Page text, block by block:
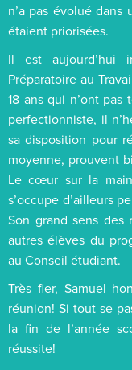
n’a pas évolué
étaient priorisées.
Il est aujourd’hui
Préparatoire au
18 ans qui n’ont
perfectionniste, il
sa disposition pour
moyenne, prouvent
Le cœur sur la
s’occupe d’ailleurs
Son grand sens des
autres élèves du
au Conseil étudiant.
Très fier, Samuel
réunion! Si tout se
la fin de l’année
réussite!